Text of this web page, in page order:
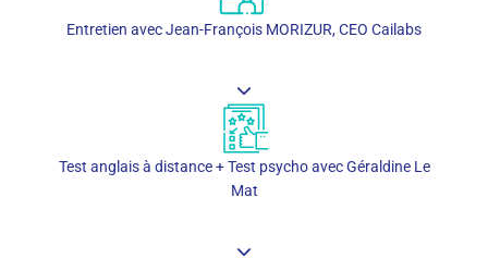
Entretien avec Jean-François MORIZUR, CEO Cailabs
Test anglais à distance + Test psycho avec Géraldine Le
Mat